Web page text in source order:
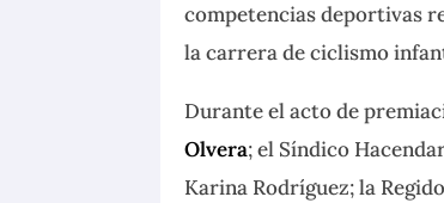
competencias deportivas
la carrera de ciclismo
Durante el acto de
Olvera; el Síndico
Karina Rodríguez; la